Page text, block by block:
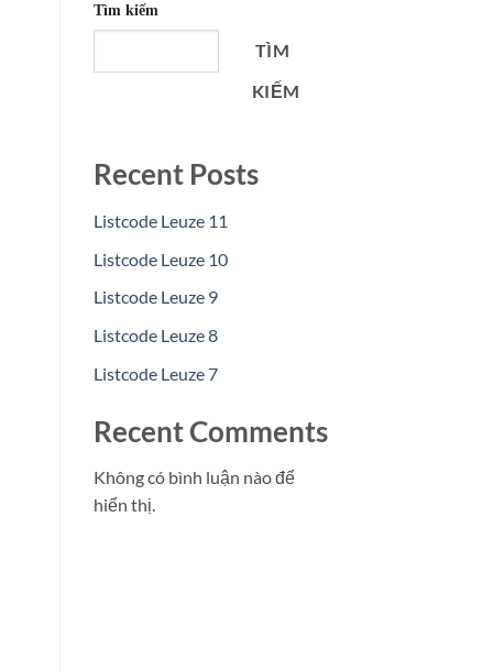
Tìm kiếm
TÌM
KIẾM
Recent Posts
Listcode Leuze 11
Listcode Leuze 10
Listcode Leuze 9
Listcode Leuze 8
Listcode Leuze 7
Recent Comments
Không có bình luận nào để
hiển thị.